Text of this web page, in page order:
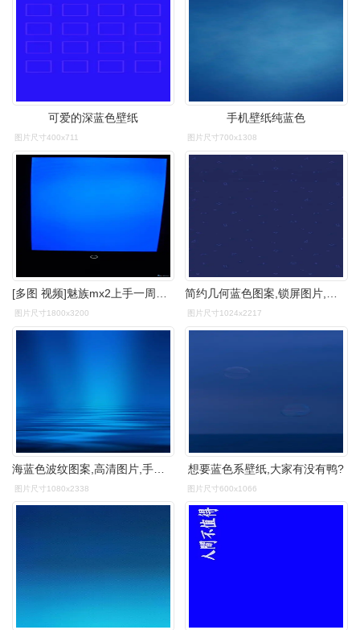
可爱的深蓝色壁纸
图片尺寸400x711
手机壁纸纯蓝色
图片尺寸700x1308
图片尺寸1800x3200 图片尺寸1024x2217
图片尺寸1080x2338
想要蓝色系壁纸,大家有没有鸭?
图片尺寸600x1066